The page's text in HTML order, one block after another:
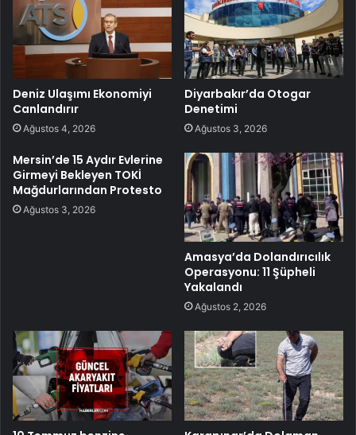
Deniz Ulaşımı Ekonomiyi
Canlandırır
Ağustos 4, 2026
Diyarbakır’da Otogar
Denetimi
Ağustos 3, 2026
Mersin’de 15 Aydır Evlerine
Girmeyi Bekleyen TOKİ
Mağdurlarından Protesto
Ağustos 3, 2026
Amasya’da Dolandırıcılık
Operasyonu: 11 Şüpheli
Yakalandı
Ağustos 2, 2026